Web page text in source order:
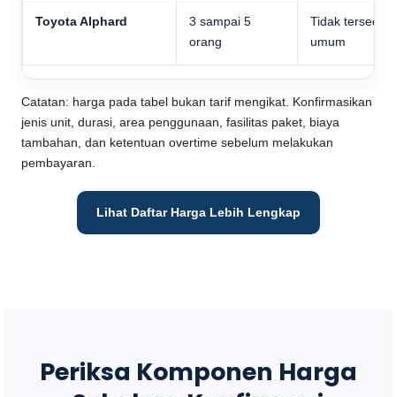
Toyota Alphard
3 sampai 5
orang
Tidak tersedia
umum
Catatan: harga pada tabel bukan tarif mengikat. Konfirmasikan
jenis unit, durasi, area penggunaan, fasilitas paket, biaya
tambahan, dan ketentuan overtime sebelum melakukan
pembayaran.
Lihat Daftar Harga Lebih Lengkap
Periksa Komponen Harga